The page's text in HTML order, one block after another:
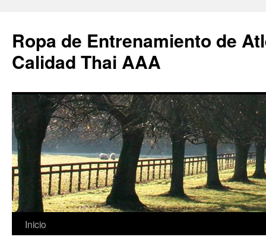
Ropa de Entrenamiento de
Calidad Thai AAA
Saltar
Inicio